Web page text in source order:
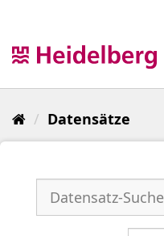
Datensätze